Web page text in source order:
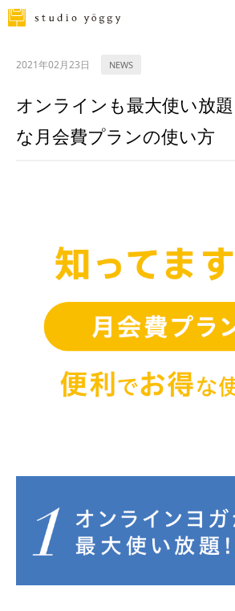
2021年02月23日 NEWS
オンラインも最大使い放
な月会費プランの使い方